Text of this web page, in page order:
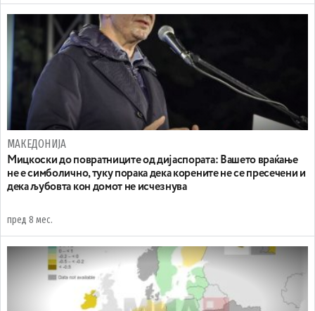
МАКЕДОНИЈА
Мицкоски до повратниците од дијаспората: Вашето враќање
не е симболично, туку порака дека корените не се пресечени и
дека љубовта кон домот не исчезнува
пред 8 мес.